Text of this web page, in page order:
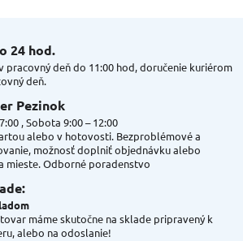
24 hod​.
pracovný deň do 11:00 hod, doručenie kuriérom
deň.
Pezinok
, Sobota 9:00 – 12:00
alebo v hotovosti. Bezproblémové a
možnosť doplniť objednávku alebo
mieste. Odborné poradenstvo
máme skutočne na sklade pripravený k
alebo na odoslanie!